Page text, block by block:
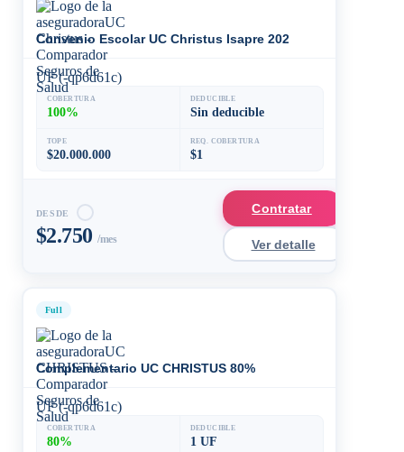
Convenio Escolar UC Christus Isapre 2026 - 2027
UF (-qp6d61c)
COBERTURA
100%
DEDUCIBLE
Sin deducible
TOPE
$20.000.000
REQ. COBERTURA
$1
DESDE
$2.750 /mes
Contratar
Ver detalle
Full
Complementario UC CHRISTUS 80%
UF (-qp6d61c)
COBERTURA
80%
DEDUCIBLE
1 UF